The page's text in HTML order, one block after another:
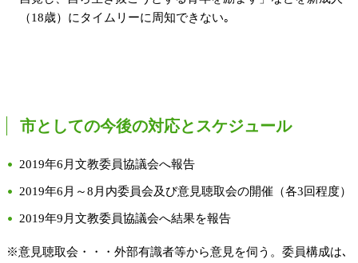
（18歳）にタイムリーに周知できない｡
市としての今後の対応とスケジュール
2019年6月文教委員協議会へ報告
2019年6月～8月内委員会及び意見聴取会の開催（各3回程度）
2019年9月文教委員協議会へ結果を報告
※意見聴取会・・・外部有識者等から意見を伺う。委員構成は､